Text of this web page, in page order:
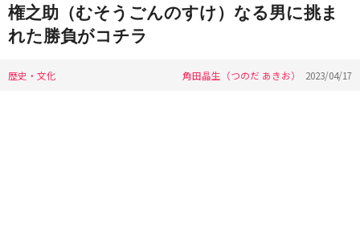
権之助（むそうごんのすけ）なる男に挑ま
れた勝負がコチラ
歴史・文化 角田晶生（つのだ あきお） 2023/04/17